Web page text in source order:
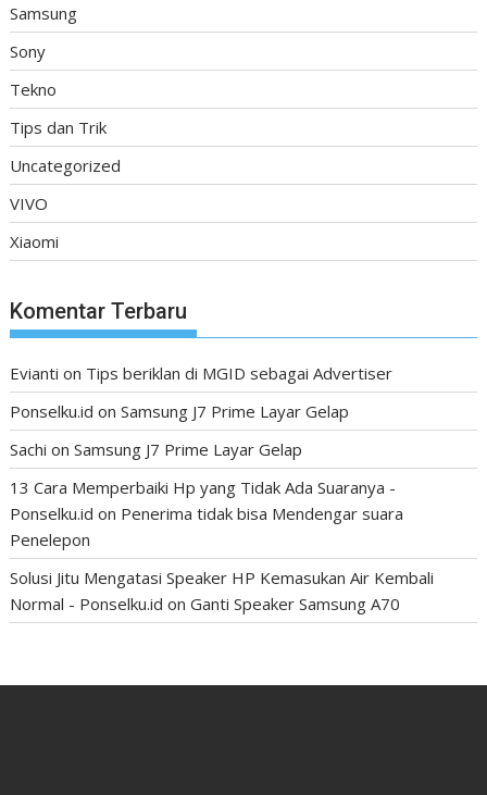
Samsung
Sony
Tekno
Tips dan Trik
Uncategorized
VIVO
Xiaomi
Komentar Terbaru
Evianti on Tips beriklan di MGID sebagai Advertiser
Ponselku.id onSamsung J7 Prime Layar Gelap
Sachi onSamsung J7 Prime Layar Gelap
13 Cara Memperbaiki Hp yang Tidak Ada Suaranya -
Ponselku.id on Penerima tidak bisa Mendengar suara
Penelepon
Solusi Jitu Mengatasi Speaker HP Kemasukan Air Kembali
Normal - Ponselku.id onGanti Speaker Samsung A70